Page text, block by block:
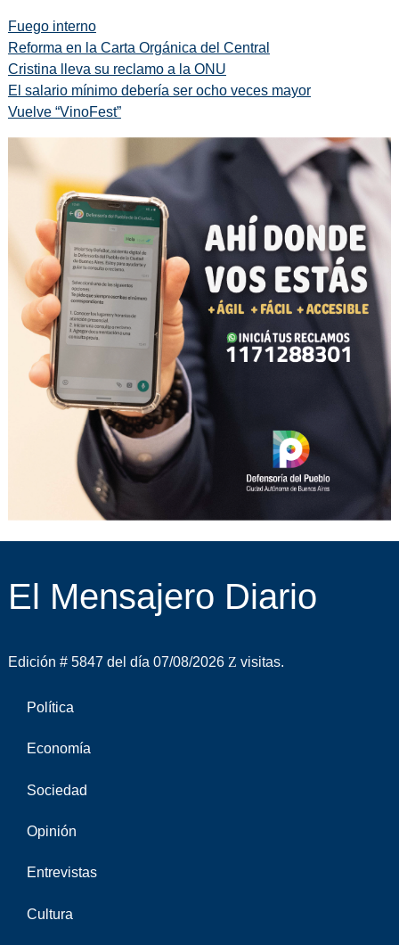
Fuego interno
Reforma en la Carta Orgánica del Central
Cristina lleva su reclamo a la ONU
El salario mínimo debería ser ocho veces mayor
Vuelve “VinoFest”
El Mensajero Diario
Edición # 5847 del día 07/08/2026 visitas.
Política
Economía
Sociedad
Opinión
Entrevistas
Cultura